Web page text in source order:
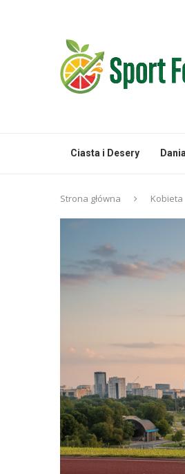
Ciasta i Desery
Strona główna Kobieta